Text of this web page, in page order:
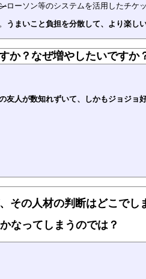
ローソン等のシステムを活用したチケ
うまいこと負担を分散して、より楽し
か？なぜ増やしたいですか
友人が数知れずいて、しかもジョジョ
その人材の判断はどこでし
なってしまうのでは？